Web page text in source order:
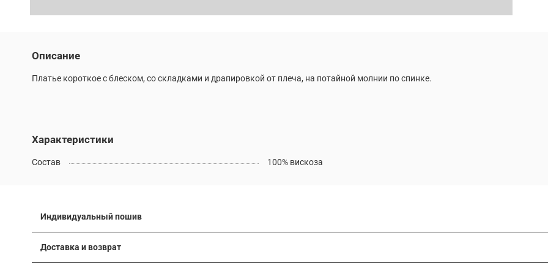
Описание
Платье короткое с блеском, со складками и драпировкой от плеча, на потайной молнии по спинке.
Характеристики
Состав 100% вискоза
Индивидуальный пошив
вашей фигуры. Мы можем изменить длину изделия, скорректировать отдельные элементы конструкции или адаптировать
Доставка и возврат